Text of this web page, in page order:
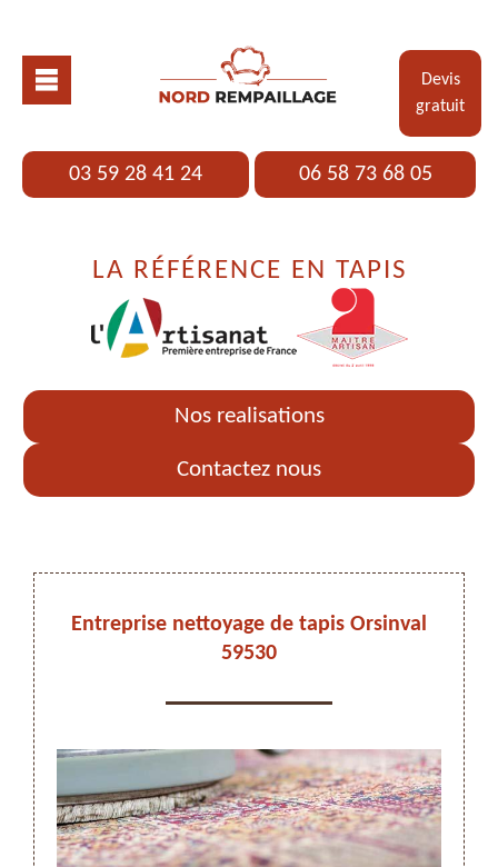
Devis
gratuit
03 59 28 41 24 06 58 73 68 05
LA RÉFÉRENCE EN TAPIS
Nos realisations
Contactez nous
Entreprise nettoyage de tapis Orsinval
59530